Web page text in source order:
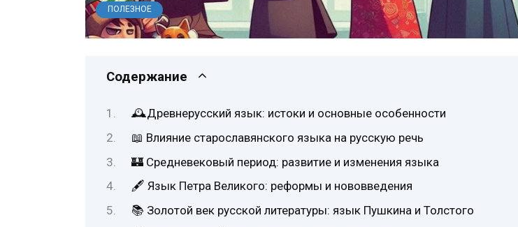
ПОЛЕЗНОЕ
Содержание
🕰️Древнерусский язык: истоки и основные особенности
📖 Влияние старославянского языка на русскую речь
🏰 Средневековый период: развитие и изменения языка
🖋️ Язык Петра Великого: реформы и нововведения
📚 Золотой век русской литературы: язык Пушкина и Толстого